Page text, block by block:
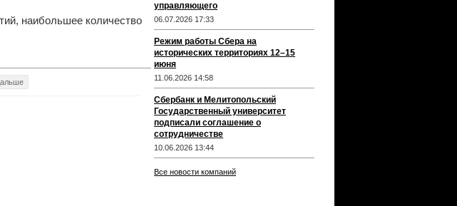
наибольшее количество
управляющего
06.07.2026 17:33
Режим работы Сбера на
исторических территориях 12–15
июня
11.06.2026 14:58
Сбербанк и Мелитопольский
Государственный университет
подписали соглашение о
сотрудничестве
10.06.2026 13:44
Все новости компаний